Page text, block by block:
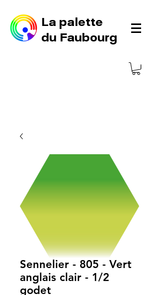
La palette
du Faubourg
Sennelier - 805 - Vert
anglais clair - 1/2
godet